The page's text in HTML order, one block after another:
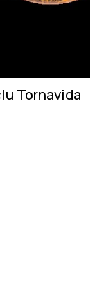
Tornavida